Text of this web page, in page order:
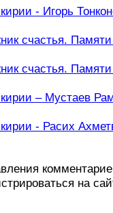
- Игорь
счастья.
счастья.
– Мустаев
- Расих
на